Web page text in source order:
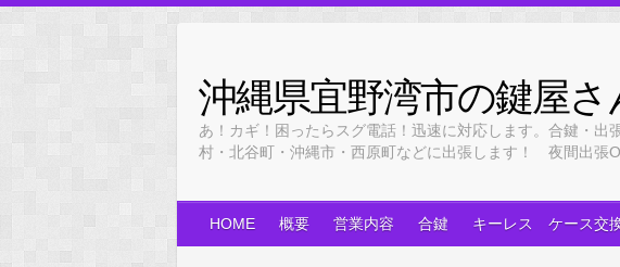
content
沖縄県宜野湾市の鍵屋
あ！カギ！困ったらスグ電話！迅速に対応します。合鍵・
村・北谷町・沖縄市・西原町などに出張します！ 夜間
HOME 概要 営業内容 合鍵 キーレス ケース交